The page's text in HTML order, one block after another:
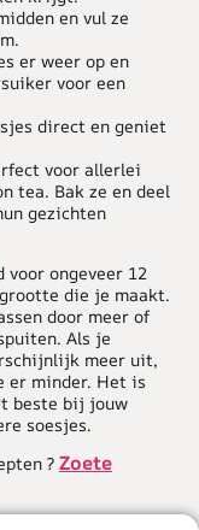
en vul ze
er weer op en
voor een
direct en geniet
voor allerlei
tea. Bak ze en deel
gezichten
voor ongeveer 12
die je maakt.
door meer of
Als je
meer uit,
er minder. Het is
beste bij jouw
soesjes.
? Zoete